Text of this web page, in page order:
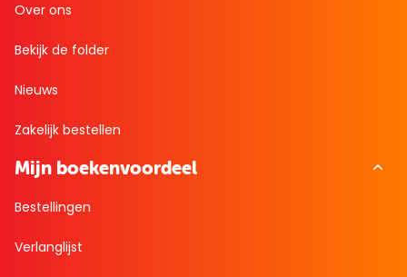
Over ons
Bekijk de folder
Nieuws
Zakelijk bestellen
Mijn boekenvoordeel
Bestellingen
Verlanglijst